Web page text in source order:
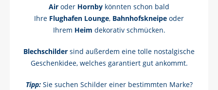
Air oder Hornby könnten schon bald
Ihre Flughafen Lounge, Bahnhofskneipe oder
Ihrem Heim dekorativ schmücken.
Blechschilder sind außerdem eine tolle nostalgische
Geschenkidee, welches garantiert gut ankommt.
Tipp:Sie suchen Schilder einer bestimmten Marke?